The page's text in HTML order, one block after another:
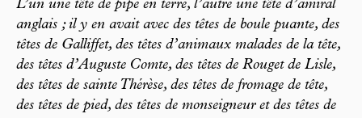
L’un une tête de pipe en terre, l’autre une tête d’amiral
anglais ; il y en avait avec des têtes de boule puante, des
têtes de Galliffet, des têtes d’animaux malades de la tête,
des têtes d’Auguste Comte, des têtes de Rouget de Lisle,
des têtes de sainte Thérèse, des têtes de fromage de tête,
des têtes de pied, des têtes de monseigneur et des têtes de